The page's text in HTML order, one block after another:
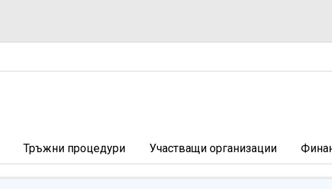
Тръжни процедури Участващи организации